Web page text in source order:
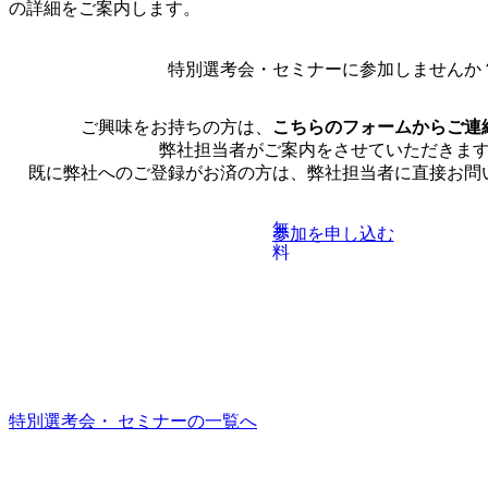
の詳細をご案内します。
特別選考会・セミナーに参加しませんか
ご興味をお持ちの方は、 こちらのフォームからご連
弊社担当者がご案内をさせていただきます
既に弊社へのご登録がお済の方は、弊社担当者に直接お問
無
料
参加を申し込む
特別選考会・ セミナーの一覧へ